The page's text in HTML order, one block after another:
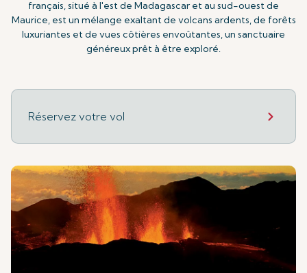
français, situé à l'est de Madagascar et au sud-ouest de
Maurice, est un mélange exaltant de volcans ardents, de forêts
luxuriantes et de vues côtières envoûtantes, un sanctuaire
généreux prêt à être exploré.
Réservez votre vol